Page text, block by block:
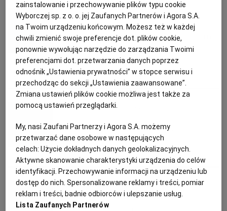
ŁÓDŹ
OLSZTYN
OPOLE
PŁOCK
POZNAŃ
RADOM
RYBNIK
KULTURALNYSKLEP.PL
DZIECKO
ZDROWIE
POGODA
PODRÓŻE
WIDEO
FORUM
Anna Stefańska
Ciasto z truskawkami, rabarbarem i
kruszonką
KRUSZONKA PRZEPISY KULINARNE
Samar Khanafer-Gniadek
Sernik na zimno z rabarbarem
CIASTO DESERY PRZEPISY KULINARNE RABARBAR
Magazyn Kuchnia
Placek z rabarbarem i bezą
zainstalowanie i przechowywanie plików typu cookie
Wyborczej sp. z o. o. jej Zaufanych Partnerów i Agora S.A.
na Twoim urządzeniu końcowym. Możesz też w każdej
chwili zmienić swoje preferencje dot. plików cookie,
ponownie wywołując narzędzie do zarządzania Twoimi
preferencjami dot. przetwarzania danych poprzez
odnośnik „Ustawienia prywatności” w stopce serwisu i
przechodząc do sekcji „Ustawienia zaawansowane”.
Zmiana ustawień plików cookie możliwa jest także za
pomocą ustawień przeglądarki.
My, nasi Zaufani Partnerzy i Agora S.A. możemy
przetwarzać dane osobowe w następujących
celach:Użycie dokładnych danych geolokalizacyjnych.
Aktywne skanowanie charakterystyki urządzenia do celów
identyfikacji. Przechowywanie informacji na urządzeniu lub
dostęp do nich. Spersonalizowane reklamy i treści, pomiar
reklam i treści, badnie odbiorców i ulepszanie usług.
Lista Zaufanych Partnerów